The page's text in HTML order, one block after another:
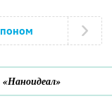
«Наноидеал»